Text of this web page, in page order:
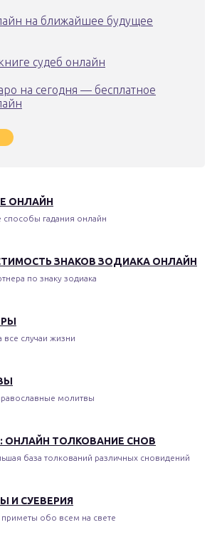
на ближайшее будущее
судеб онлайн
на сегодня — бесплатное
ОНЛАЙН
способы гадания онлайн
ЗНАКОВ ЗОДИАКА ОНЛАЙН
по знаку зодиака
все случаи жизни
молитвы
ОНЛАЙН ТОЛКОВАНИЕ СНОВ
база толкований различных сновидений
И СУЕВЕРИЯ
обо всем на свете